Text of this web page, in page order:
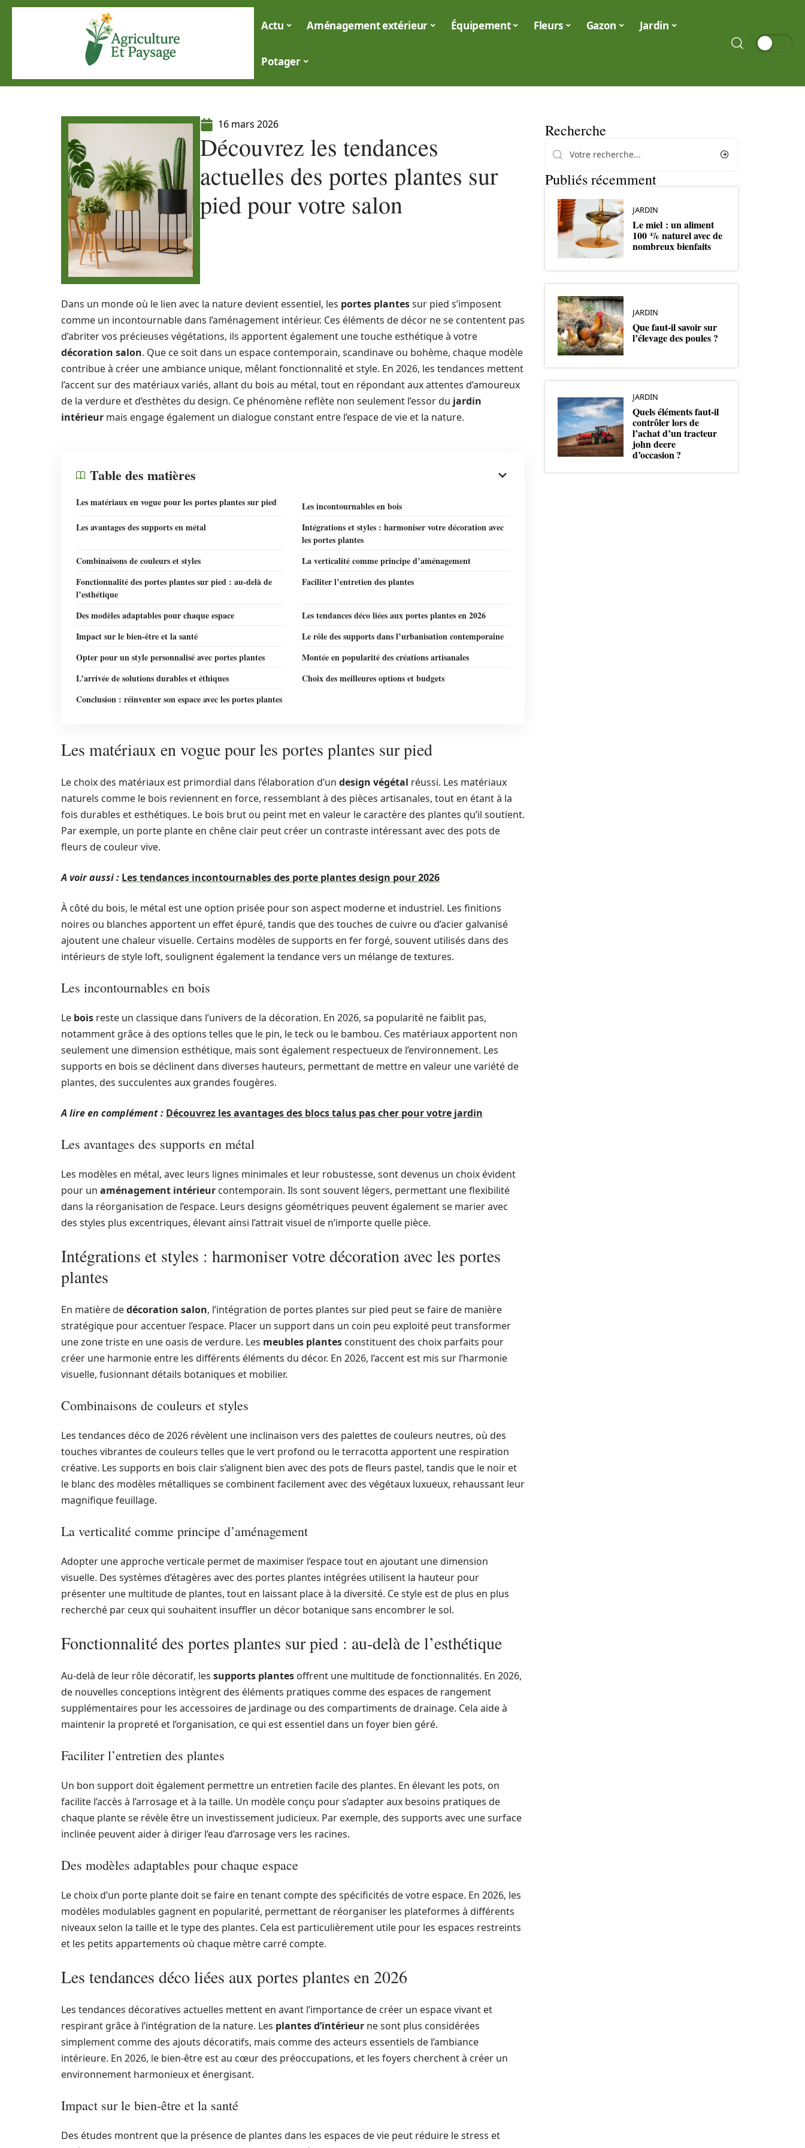
Actu Aménagement extérieur Équipement Fleurs Gazon Jardin
Potager
16 mars 2026
Découvrez les tendances
actuelles des portes plantes sur
pied pour votre salon
Dans un monde où le lien avec la nature devient essentiel, les portes plantessur pied s’imposent
comme un incontournable dans l’aménagement intérieur. Ces éléments de décor ne se contentent pas
d’abriter vos précieuses végétations, ils apportent également une touche esthétique à votre
décoration salon. Que ce soit dans un espace contemporain, scandinave ou bohème, chaque modèle
contribue à créer une ambiance unique, mêlant fonctionnalité et style. En 2026, les tendances mettent
l’accent sur des matériaux variés, allant du bois au métal, tout en répondant aux attentes d’amoureux
de la verdure et d’esthètes du design. Ce phénomène reflète non seulement l’essor du jardin
intérieur mais engage également un dialogue constant entre l’espace de vie et la nature.
Table des matières
Les matériaux en vogue pour les portes plantes sur pied
Les incontournables en bois
Les avantages des supports en métal
Intégrations et styles : harmoniser votre décoration avec
les portes plantes
Combinaisons de couleurs et styles
La verticalité comme principe d’aménagement
Fonctionnalité des portes plantes sur pied : au-delà de
l’esthétique
Faciliter l’entretien des plantes
Des modèles adaptables pour chaque espace
Les tendances déco liées aux portes plantes en 2026
Impact sur le bien-être et la santé
Le rôle des supports dans l’urbanisation contemporaine
Opter pour un style personnalisé avec portes plantes
Montée en popularité des créations artisanales
L’arrivée de solutions durables et éthiques
Choix des meilleures options et budgets
Conclusion : réinventer son espace avec les portes plantes
Les matériaux en vogue pour les portes plantes sur pied
Le choix des matériaux est primordial dans l’élaboration d’un design végétal réussi. Les matériaux
naturels comme le bois reviennent en force, ressemblant à des pièces artisanales, tout en étant à la
fois durables et esthétiques. Le bois brut ou peint met en valeur le caractère des plantes qu’il soutient.
Par exemple, un porte plante en chêne clair peut créer un contraste intéressant avec des pots de
fleurs de couleur vive.
A voir aussi : Les tendances incontournables des porte plantes design pour 2026
À côté du bois, le métal est une option prisée pour son aspect moderne et industriel. Les finitions
noires ou blanches apportent un effet épuré, tandis que des touches de cuivre ou d’acier galvanisé
ajoutent une chaleur visuelle. Certains modèles de supports en fer forgé, souvent utilisés dans des
intérieurs de style loft, soulignent également la tendance vers un mélange de textures.
Les incontournables en bois
Le bois reste un classique dans l’univers de la décoration. En 2026, sa popularité ne faiblit pas,
notamment grâce à des options telles que le pin, le teck ou le bambou. Ces matériaux apportent non
seulement une dimension esthétique, mais sont également respectueux de l’environnement. Les
supports en bois se déclinent dans diverses hauteurs, permettant de mettre en valeur une variété de
plantes, des succulentes aux grandes fougères.
A lire en complément : Découvrez les avantages des blocs talus pas cher pour votre jardin
Les avantages des supports en métal
Les modèles en métal, avec leurs lignes minimales et leur robustesse, sont devenus un choix évident
pour un aménagement intérieur contemporain. Ils sont souvent légers, permettant une flexibilité
dans la réorganisation de l’espace. Leurs designs géométriques peuvent également se marier avec
des styles plus excentriques, élevant ainsi l’attrait visuel de n’importe quelle pièce.
Intégrations et styles : harmoniser votre décoration avec les portes
plantes
En matière dedécoration salon, l’intégration de portes plantes sur pied peut se faire de manière
stratégique pour accentuer l’espace. Placer un support dans un coin peu exploité peut transformer
une zone triste en une oasis de verdure. Les meubles plantes constituent des choix parfaits pour
créer une harmonie entre les différents éléments du décor. En 2026, l’accent est mis sur l’harmonie
visuelle, fusionnant détails botaniques et mobilier.
Combinaisons de couleurs et styles
Les tendances déco de 2026 révèlent une inclinaison vers des palettes de couleurs neutres, où des
touches vibrantes de couleurs telles que le vert profond ou le terracotta apportent une respiration
créative. Les supports en bois clair s’alignent bien avec des pots de fleurs pastel, tandis que le noir et
le blanc des modèles métalliques se combinent facilement avec des végétaux luxueux, rehaussant leur
magnifique feuillage.
La verticalité comme principe d’aménagement
Adopter une approche verticale permet de maximiser l’espace tout en ajoutant une dimension
visuelle. Des systèmes d’étagères avec des portes plantes intégrées utilisent la hauteur pour
présenter une multitude de plantes, tout en laissant place à la diversité. Ce style est de plus en plus
recherché par ceux qui souhaitent insuffler un décor botanique sans encombrer le sol.
Fonctionnalité des portes plantes sur pied : au-delà de l’esthétique
Au-delà de leur rôle décoratif, les supports plantes offrent une multitude de fonctionnalités. En 2026,
de nouvelles conceptions intègrent des éléments pratiques comme des espaces de rangement
supplémentaires pour les accessoires de jardinage ou des compartiments de drainage. Cela aide à
maintenir la propreté et l’organisation, ce qui est essentiel dans un foyer bien géré.
Faciliter l’entretien des plantes
Un bon support doit également permettre un entretien facile des plantes. En élevant les pots, on
facilite l’accès à l’arrosage et à la taille. Un modèle conçu pour s’adapter aux besoins pratiques de
chaque plante se révèle être un investissement judicieux. Par exemple, des supports avec une surface
inclinée peuvent aider à diriger l’eau d’arrosage vers les racines.
Des modèles adaptables pour chaque espace
Le choix d’un porte plante doit se faire en tenant compte des spécificités de votre espace. En 2026, les
modèles modulables gagnent en popularité, permettant de réorganiser les plateformes à différents
niveaux selon la taille et le type des plantes. Cela est particulièrement utile pour les espaces restreints
et les petits appartements où chaque mètre carré compte.
Les tendances déco liées aux portes plantes en 2026
Les tendances décoratives actuelles mettent en avant l’importance de créer un espace vivant et
respirant grâce à l’intégration de la nature. Les plantes d’intérieur ne sont plus considérées
simplement comme des ajouts décoratifs, mais comme des acteurs essentiels de l’ambiance
intérieure. En 2026, le bien-être est au cœur des préoccupations, et les foyers cherchent à créer un
environnement harmonieux et énergisant.
Impact sur le bien-être et la santé
Des études montrent que la présence de plantes dans les espaces de vie peut réduire le stress et
Recherche
Publiés récemment
JARDIN
Le miel : un aliment
100 % naturel avec de
nombreux bienfaits
JARDIN
Que faut-il savoir sur
l’élevage des poules ?
JARDIN
Quels éléments faut-il
contrôler lors de
l’achat d’un tracteur
john deere
d’occasion ?